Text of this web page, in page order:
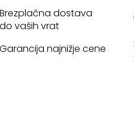
Brezplačna dostava
do vaših vrat
Garancija najnižje cene